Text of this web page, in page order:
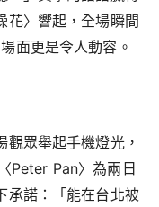
花〉響起，全場瞬間
面更是令人動容。
眾舉起手機燈光，
Peter Pan〉為兩日
承諾：「能在台北被